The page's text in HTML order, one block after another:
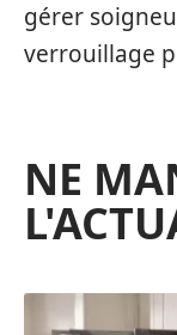
gérer
verrouillage
NE